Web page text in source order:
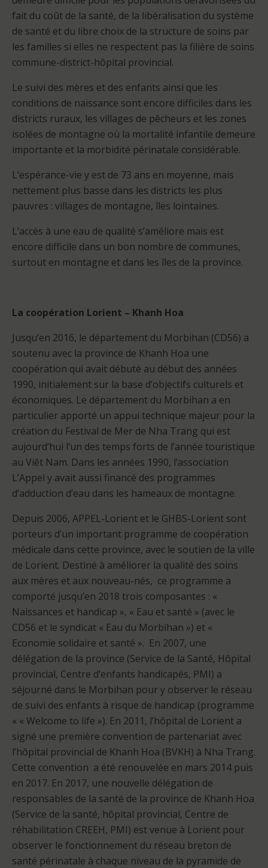
fait du coût de la santé, de la libéralisation du système
de santé et du libre choix de la structure de soins par
les familles si elles ne respectent pas la filière de soins
commune-district-hôpital provincial.
Le suivi des mères et des enfants ainsi que les
conditions de naissance sont encore difficiles dans les
districts ruraux, les villages de pêcheurs et les zones
isolées de montagne où la mortalité infantile demeure
importante et la morbidité périnatale considérable.
L’espérance-vie y est de 73 ans en moyenne, mais
nettement plus basse dans les districts les plus
pauvres : villages de montagne, îles lointaines.
L’accès à une eau de qualité s’améliore mais est
encore difficile dans un bon nombre de communes,
surtout en montagne et dans les îles de la province.
La coopération Lorient – Khanh Hoa
Jusqu’en 2016, le département du Morbihan (CD56) a
soutenu avec la province de Khanh Hoa une
coopération qui avait débuté au début des années
1990, initialement sur la base d’objectifs culturels et
économiques. Le département du Morbihan a en
particulier apporté un appui technique majeur pour la
création du Festival de Mer de Nha Trang qui est
aujourd’hui l’un des temps forts de l’année touristique
au Viêt Nam. Dans les années 1990, l’association
L’Appel y avait aussi financé des programmes
d’adduction d’eau dans les hameaux de montagne.
Depuis 2006, APPEL-Lorient et le GHBS-Lorient sont
porteurs d’un important programme de coopération
médicale dans cette province, avec le soutien de la ville
de Lorient. Destiné à améliorer la qualité des soins
aux mères et aux nouveau-nés, ce programme a
comporté jusqu’en 2018 trois composantes : «
Naissances et handicap », « Eau et santé » (avec le
CD56 et le syndicat « Eau du Morbihan ») et «
Economie solidaire et santé ». En 2007, une
délégation de la province (Service de la Santé, Hôpital
provincial, Centre d’enfants handicapés, PMI) a
séjourné dans le Morbihan pour y observer le réseau
de suivi des enfants à risque de handicap (programme
« « Welcome to life »). En 2011, l’hôpital de Lorient a
signé une première convention de partenariat avec
l’hôpital provincial de Khanh Hoa (BVKH) à Nha Trang.
Cette convention a été renouvelée en mars 2014 puis
en 2017. En 2017, une nouvelle délégation de
responsables de la santé de la province de Khanh Hoa
(Service de la santé, hôpital provincial, Centre de
réhabilitation CREEH, PMI) est venue à Lorient pour
observer le fonctionnement du réseau breton de
santé périnatale à chaque niveau de la pyramide de